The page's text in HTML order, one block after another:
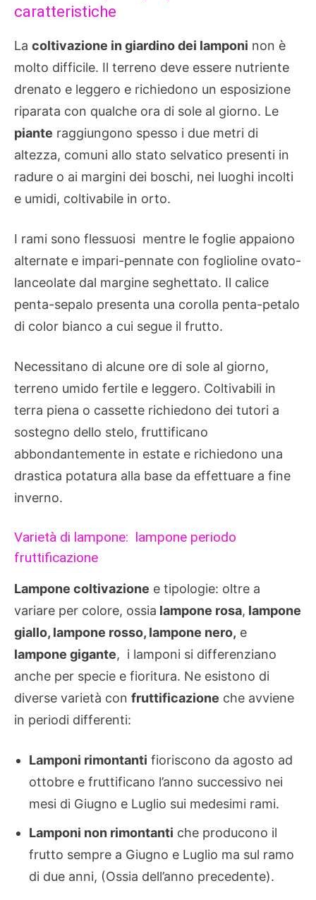
caratteristiche
La coltivazione in giardino dei lamponi non è
molto difficile. Il terreno deve essere nutriente
drenato e leggero e richiedono un esposizione
riparata con qualche ora di sole al giorno. Le
piante raggiungono spesso i due metri di
altezza, comuni allo stato selvatico presenti in
radure o ai margini dei boschi, nei luoghi incolti
e umidi, coltivabile in orto.
I rami sono flessuosi mentre le foglie appaiono
alternate e impari-pennate con foglioline ovato-
lanceolate dal margine seghettato. Il calice
penta-sepalo presenta una corolla penta-petalo
di color bianco a cui segue il frutto.
Necessitano di alcune ore di sole al giorno,
terreno umido fertile e leggero. Coltivabili in
terra piena o cassette richiedono dei tutori a
sostegno dello stelo, fruttificano
abbondantemente in estate e richiedono una
drastica potatura alla base da effettuare a fine
inverno.
Varietà di lampone: lampone periodo
fruttificazione
Lampone coltivazione e tipologie: oltre a
variare per colore, ossia lampone rosa, lampone
giallo, lampone rosso, lampone nero, e
lampone gigante, i lamponi si differenziano
anche per specie e fioritura. Ne esistono di
diverse varietà con fruttificazione che avviene
in periodi differenti:
Lamponi rimontanti fioriscono da agosto ad
ottobre e fruttificano l’anno successivo nei
mesi di Giugno e Luglio sui medesimi rami.
Lamponi non rimontanti che producono il
frutto sempre a Giugno e Luglio ma sul ramo
di due anni, (Ossia dell’anno precedente).